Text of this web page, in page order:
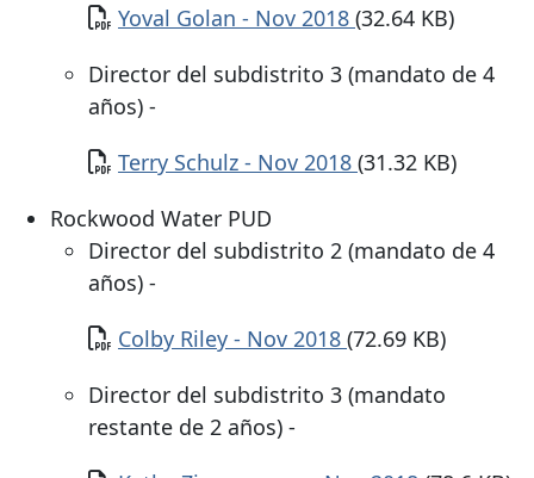
Documento
Yoval Golan - Nov 2018 (32.64 KB)
Director del subdistrito 3 (mandato de 4
años) -
Documento
Terry Schulz - Nov 2018 (31.32 KB)
Rockwood Water PUD
Director del subdistrito 2 (mandato de 4
años) -
Documento
Colby Riley - Nov 2018 (72.69 KB)
Director del subdistrito 3 (mandato
restante de 2 años) -